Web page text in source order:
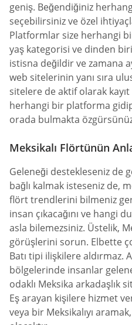
geniş. Beğendiğiniz
seçebilirsiniz ve özel
Platformlar size herhangi
yaş kategorisi ve dinden
istisna değildir ve zamana
web sitelerinin yanı sıra
sitelere de aktif olarak
herhangi bir platforma
orada bulmakta
Meksikalı Flörtünün
Geleneği destekleseniz de
bağlı kalmak isteseniz de,
flört trendlerini bilmeniz
insan çıkacağını ve hangi
asla bilemezsiniz. Üstelik,
görüşlerini sorun. Elbette
Batı tipi ilişkilere aldırmaz.
bölgelerinde insanlar
odaklı Meksika arkadaşlık
Eş arayan kişilere hizmet
veya bir Meksikalıyı